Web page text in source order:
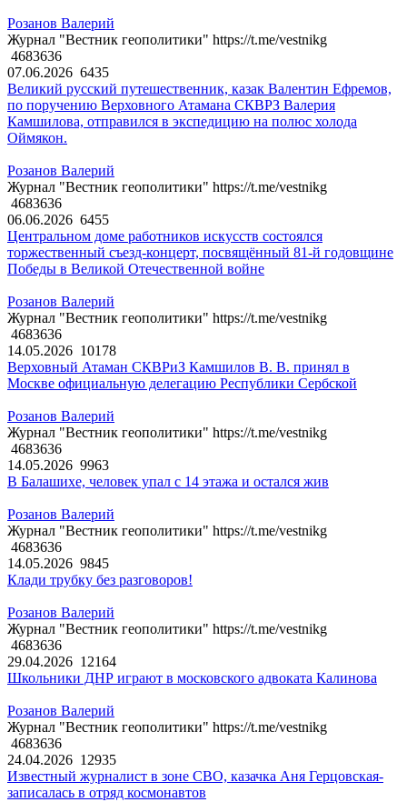
Розанов Валерий
Журнал "Вестник геополитики" https://t.me/vestnikg
4683636
07.06.2026 6435
Великий русский путешественник, казак Валентин Ефремов,
по поручению Верховного Атамана СКВРЗ Валерия
Камшилова, отправился в экспедицию на полюс холода
Оймякон.
Розанов Валерий
Журнал "Вестник геополитики" https://t.me/vestnikg
4683636
06.06.2026 6455
Центральном доме работников искусств состоялся
торжественный съезд-концерт, посвящённый 81-й годовщине
Победы в Великой Отечественной войне
Розанов Валерий
Журнал "Вестник геополитики" https://t.me/vestnikg
4683636
14.05.2026 10178
Верховный Атаман СКВРиЗ Камшилов В. В. принял в
Москве официальную делегацию Республики Сербской
Розанов Валерий
Журнал "Вестник геополитики" https://t.me/vestnikg
4683636
14.05.2026 9963
В Балашихе, человек упал с 14 этажа и остался жив
Розанов Валерий
Журнал "Вестник геополитики" https://t.me/vestnikg
4683636
14.05.2026 9845
Клади трубку без разговоров!
Розанов Валерий
Журнал "Вестник геополитики" https://t.me/vestnikg
4683636
29.04.2026 12164
Школьники ДНР играют в московского адвоката Калинова
Розанов Валерий
Журнал "Вестник геополитики" https://t.me/vestnikg
4683636
24.04.2026 12935
Известный журналист в зоне СВО, казачка Аня Герцовская-
записалась в отряд космонавтов